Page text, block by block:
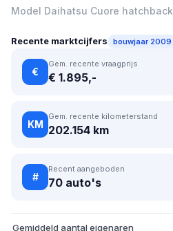
Model Daihatsu Cuore hatchback
Recente marktcijfers bouwjaar 2009
€
Gem. recente vraagprijs
€ 1.895,-
KM
Gem. recente kilometerstand
202.154 km
#
Recent aangeboden
70 auto's
Gemiddeld aantal eigenaren